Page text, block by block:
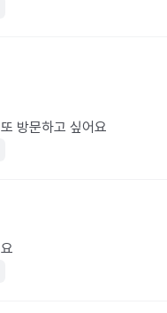
방문하고 싶어요